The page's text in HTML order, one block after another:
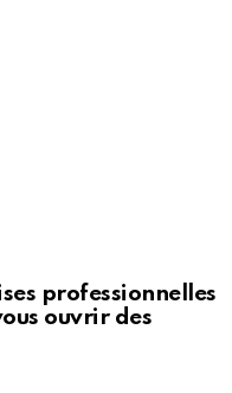
professionnelles
ouvrir des